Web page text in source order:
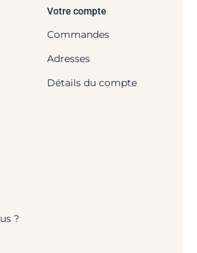
Votre compte
Commandes
Adresses
Détails du compte
?